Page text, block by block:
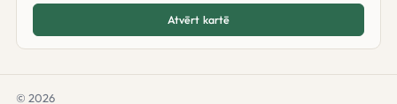
Atvērt kartē
© 2026